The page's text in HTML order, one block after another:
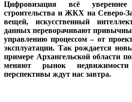
Цифровизация всё
строительства и ЖКХ на Северо-
вещей, искусственный
данных переворачивают
управлению процессом – от
эксплуатации. Так рождается
примере Архангельской области
меняют рынок
перспективы ждут нас завтра.